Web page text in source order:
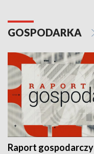
GOSPODARKA
Raport gospodarczy